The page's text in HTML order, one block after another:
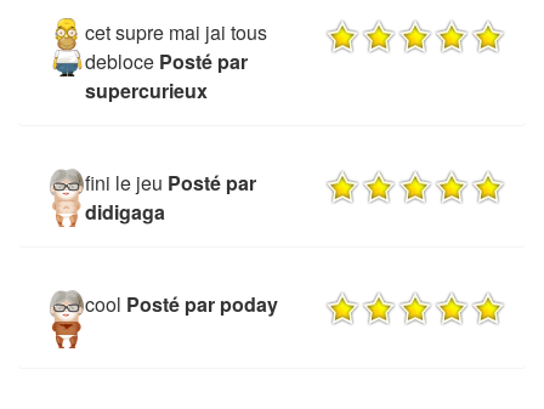
cet supre mai jai tous
debloce Posté par
supercurieux
fini le jeu Posté par
didigaga
cool Posté par poday